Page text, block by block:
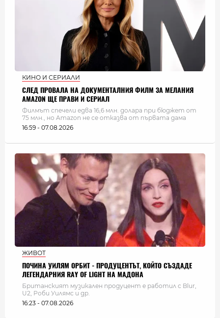
КИНО И СЕРИАЛИ
СЛЕД ПРОВАЛА НА ДОКУМЕНТАЛНИЯ ФИЛМ ЗА МЕЛАНИЯ
AMAZON ЩЕ ПРАВИ И СЕРИАЛ
Филмът спечели едва 16,6 млн. долара при бюджет от
75 млн., но Amazon не се отказва от първата дама
16:59 - 07.08.2026
ЖИВОТ
ПОЧИНА УИЛЯМ ОРБИТ - ПРОДУЦЕНТЪТ, КОЙТО СЪЗДАДЕ
ЛЕГЕНДАРНИЯ RAY OF LIGHT НА МАДОНА
Британският музикален продуцент е работил с Blur,
U2, Роби Уилямс и др.
16:23 - 07.08.2026